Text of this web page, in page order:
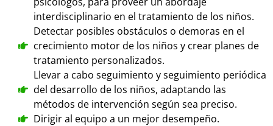
interdisciplinario en el tratamiento de los niños.
Detectar posibles obstáculos o demoras en el
crecimiento motor de los niños y crear planes de
tratamiento personalizados.
Llevar a cabo seguimiento y seguimiento periódica
del desarrollo de los niños, adaptando las
métodos de intervención según sea preciso.
Dirigir al equipo a un mejor desempeño.